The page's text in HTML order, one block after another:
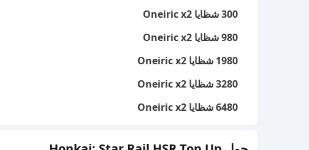
300 شظايا Oneiric x2
980 شظايا Oneiric x2
1980 شظايا Oneiric x2
3280 شظايا Oneiric x2
6480 شظايا Oneiric x2